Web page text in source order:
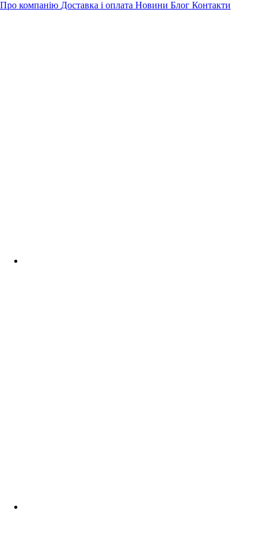
Про компанію Доставка і оплата Новини Блог Контакти